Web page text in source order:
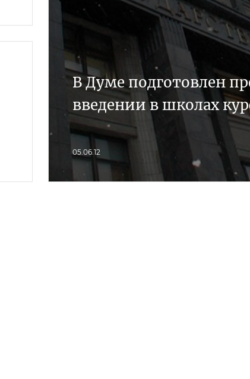
В Думе подготовлен
введении в школах
05.06.12